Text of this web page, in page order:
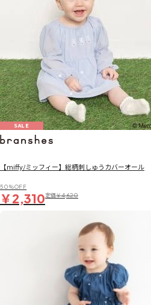
SALE
【miffy/ミッフィー】総柄刺しゅうカバーオール
50％OFF
￥2,310定価￥4,620